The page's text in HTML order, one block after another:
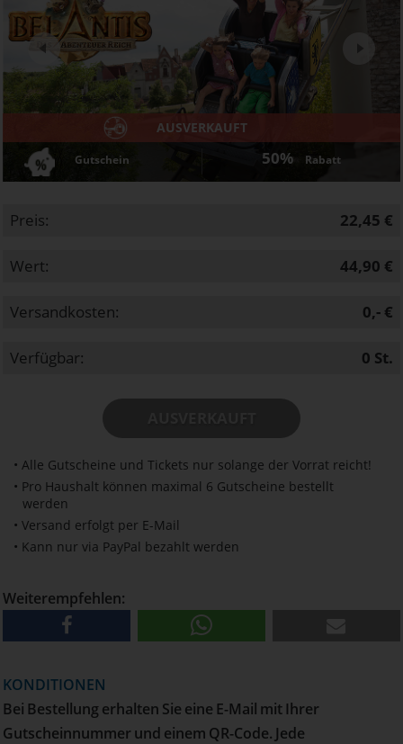
AUSVERKAUFT
Gutschein 50% Rabatt
Preis: 22,45 €
Wert: 44,90 €
Versandkosten: 0,- €
Verfügbar: 0 St.
• Alle Gutscheine und Tickets nur solange der Vorrat reicht!
• Pro Haushalt können maximal 6 Gutscheine bestellt
werden
• Versand erfolgt per E-Mail
• Kann nur via PayPal bezahlt werden
Weiterempfehlen:
KONDITIONEN
Bei Bestellung erhalten Sie eine E-Mail mit Ihrer
Gutscheinnummer und einem QR-Code. Jede